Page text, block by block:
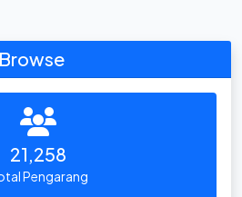
21,258
Pengarang